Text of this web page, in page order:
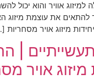
אוויר והוא יכול
להתאים את עוצמת מיזוג
מיזוג אויר מסחריות
|
אויר